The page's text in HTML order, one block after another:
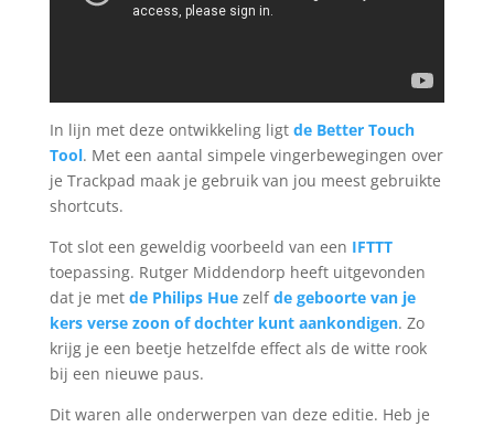
In lijn met deze ontwikkeling ligt de Better Touch
Tool. Met een aantal simpele vingerbewegingen over
je Trackpad maak je gebruik van jou meest gebruikte
shortcuts.
Tot slot een geweldig voorbeeld van een IFTTT
toepassing. Rutger Middendorp heeft uitgevonden
dat je met de Philips Huezelfde geboorte van je
kers verse zoon of dochter kunt aankondigen. Zo
krijg je een beetje hetzelfde effect als de witte rook
bij een nieuwe paus.
Dit waren alle onderwerpen van deze editie. Heb je